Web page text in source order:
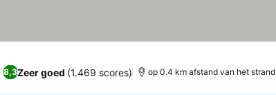
8,3Zeer goed (1.469 scores) op 0.4 km afstand van het strand